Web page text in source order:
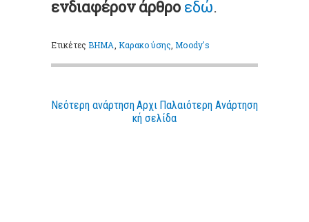
ενδιαφέρον άρθρο εδώ.
ΕτικέτεςΒΗΜΑ Καρακούσης ,Moody's
Νεότερη ανάρτηση Παλαιότερη Ανάρτηση
Αρχι
κή σελίδα